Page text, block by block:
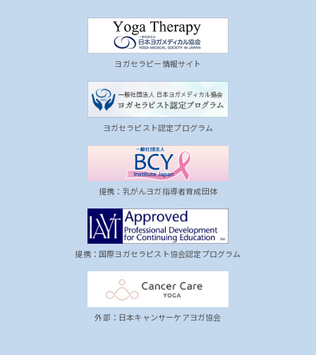
ヨガセラピー情報サイト
ヨガセラピスト認定プログラム
提携：乳がんヨガ指導者育成団体
提携：国際ヨガセラピスト協会認定プログラム
外部：日本キャンサーケアヨガ協会